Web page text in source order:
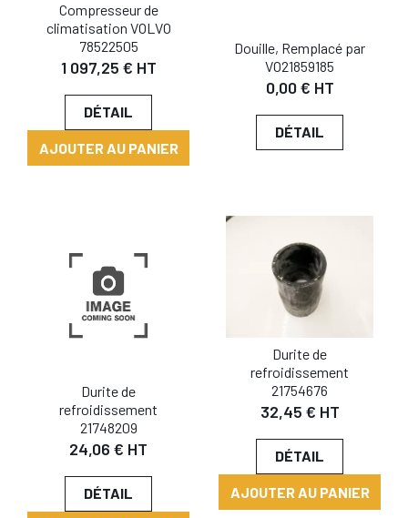
Compresseur de
climatisation VOLVO
78522505
1 097,25 € HT
DÉTAIL
AJOUTER AU PANIER
Douille, Remplacé par
VO21859185
0,00 € HT
DÉTAIL
Durite de
refroidissement
21748209
24,06 € HT
DÉTAIL
Durite de
refroidissement
21754676
32,45 € HT
DÉTAIL
AJOUTER AU PANIER